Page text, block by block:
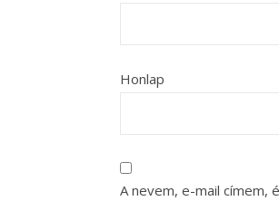
Honlap
A nevem, e-mail címem,